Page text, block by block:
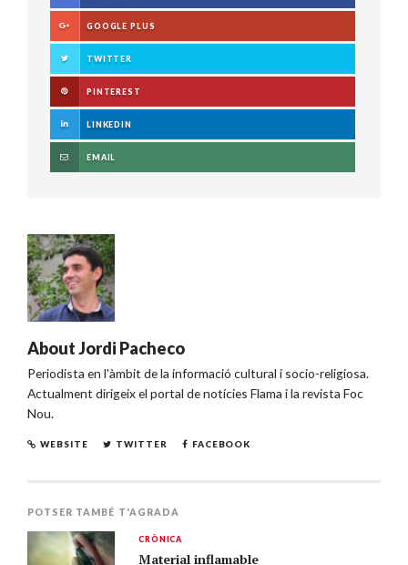
GOOGLE PLUS
TWITTER
PINTEREST
LINKEDIN
EMAIL
AboutJordi Pacheco
Periodista en l'àmbit de la informació cultural i socio-religiosa.
Actualment dirigeix el portal de notícies Flama i la revista Foc
Nou.
WEBSITE TWITTER FACEBOOK
POTSER TAMBÉ T'AGRADA
CRÒNICA
Material inflamable